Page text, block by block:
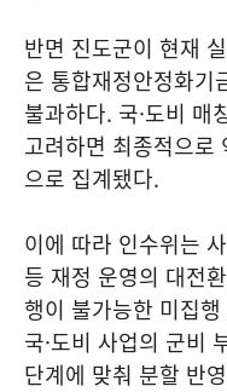
반면 진도군이 현재
은 통합재정안정화
불과하다. 국·도비 매
고려하면 최종적으로
으로 집계됐다.
이에 따라 인수위는
등 재정 운영의 대전
행이 불가능한 미집
국·도비 사업의 군비
단계에 맞춰 분할 반